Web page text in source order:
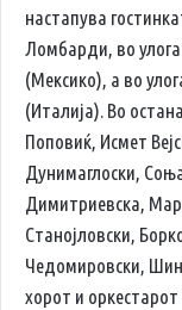
настапува
Ломбарди, во
(Мексико), а во
(Италија). Во
Поповиќ, Исмет
Дунимаглоски,
Димитриевска,
Станојловски,
Чедомировски,
хорот и